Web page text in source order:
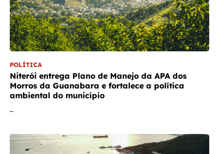
POLÍTICA
Niterói entrega Plano de Manejo da APA dos
Morros da Guanabara e fortalece a política
ambiental do município
…